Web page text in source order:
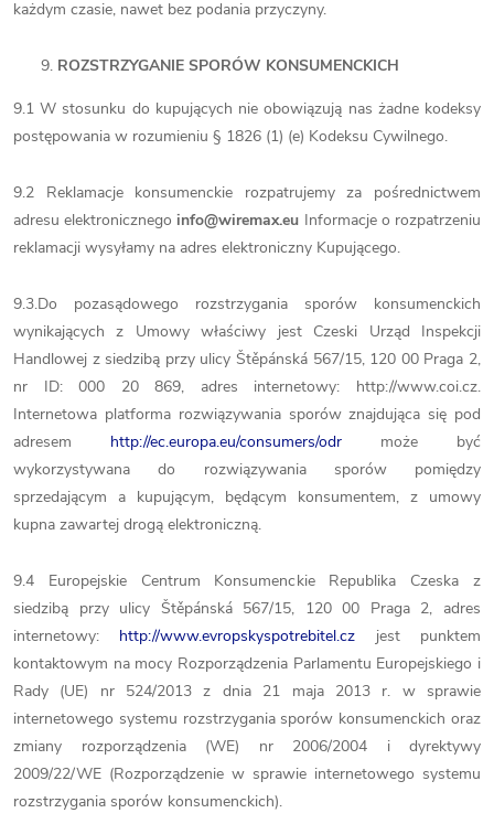
każdym czasie, nawet bez podania przyczyny.
ROZSTRZYGANIE SPORÓW KONSUMENCKICH
9.1 W stosunku do kupujących nie obowiązują nas żadne kodeksy
postępowania w rozumieniu § 1826 (1) (e) Kodeksu Cywilnego.
9.2 Reklamacje konsumenckie rozpatrujemy za pośrednictwem
adresu elektronicznegoinfo@wiremax.eu Informacje o rozpatrzeniu
reklamacji wysyłamy na adres elektroniczny Kupującego.
9.3.Do pozasądowego rozstrzygania sporów konsumenckich
wynikających z Umowy właściwy jest Czeski Urząd Inspekcji
Handlowej z siedzibą przy ulicy Štěpánská 567/15, 120 00 Praga 2,
nr ID: 000 20 869, adres internetowy: http://www.coi.cz.
Internetowa platforma rozwiązywania sporów znajdująca się pod
adresem http://ec.europa.eu/consumers/odr może być
wykorzystywana do rozwiązywania sporów pomiędzy
sprzedającym a kupującym, będącym konsumentem, z umowy
kupna zawartej drogą elektroniczną.
9.4 Europejskie Centrum Konsumenckie Republika Czeska z
siedzibą przy ulicy Štěpánská 567/15, 120 00 Praga 2, adres
internetowy: http://www.evropskyspotrebitel.cz jest punktem
kontaktowym na mocy Rozporządzenia Parlamentu Europejskiego i
Rady (UE) nr 524/2013 z dnia 21 maja 2013 r. w sprawie
internetowego systemu rozstrzygania sporów konsumenckich oraz
zmiany rozporządzenia (WE) nr 2006/2004 i dyrektywy
2009/22/WE (Rozporządzenie w sprawie internetowego systemu
rozstrzygania sporów konsumenckich).